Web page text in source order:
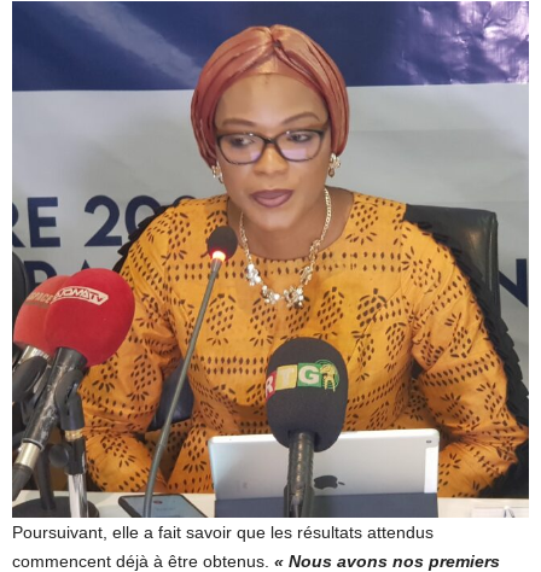
Poursuivant, elle a fait savoir que les résultats attendus
commencent déjà à être obtenus. « Nous avons nos premiers